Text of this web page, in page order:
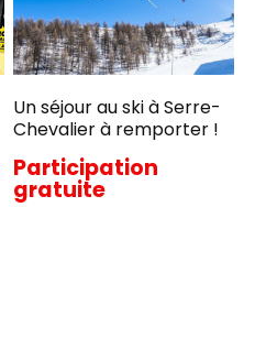
Un séjour au ski à Serre-
Chevalier à remporter !
Participation
gratuite